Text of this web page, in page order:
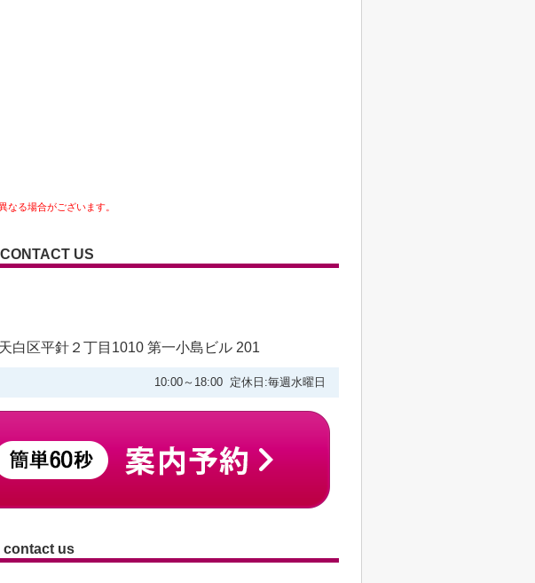
る場合がございます。
CONTACT US
白区平針２丁目1010 第一小島ビル 201
10:00～18:00 定休日:毎週水曜日
contact us